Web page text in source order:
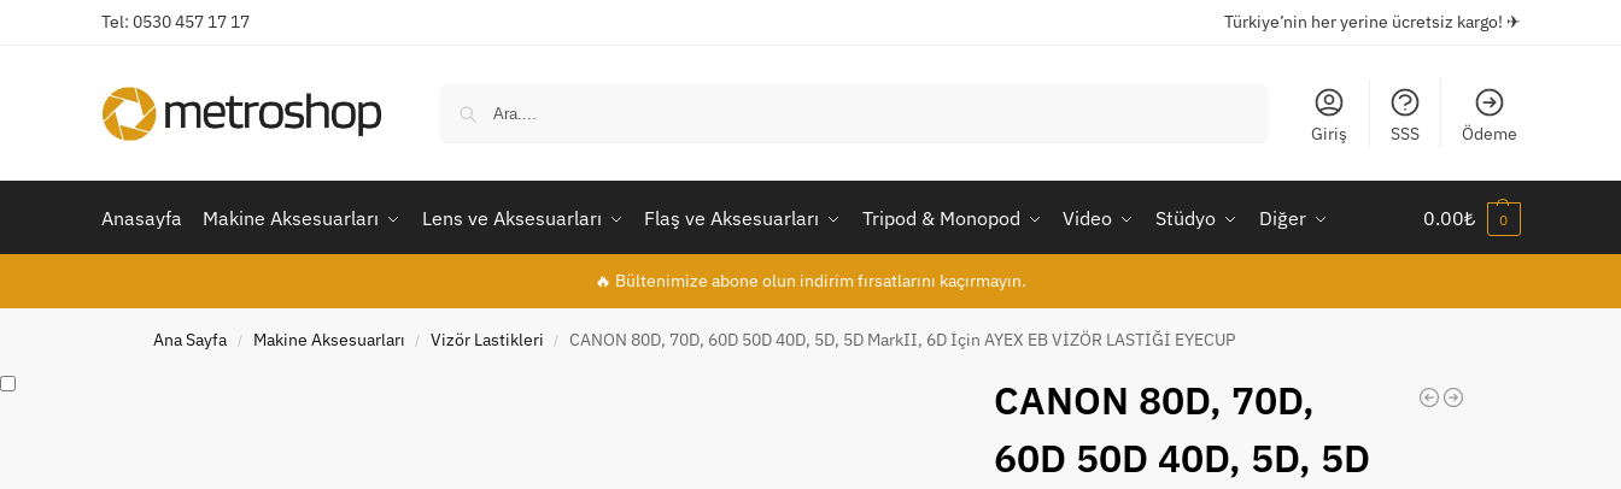
Tel: 0530 457 17 17 Türkiye’nin her yerine ücretsiz kargo! ✈
Giriş SSS Ödeme
Anasayfa Makine Aksesuarları Lens ve Aksesuarları Flaş ve Aksesuarları Tripod & Monopod Video Stüdyo Diğer 0.00₺ 0
🔥 Bültenimize abone olun indirim fırsatlarını kaçırmayın.
Ana Sayfa / Makine Aksesuarları / Vizör Lastikleri / CANON 80D, 70D, 60D 50D 40D, 5D, 5D MarkII, 6D İçin AYEX EB VİZÖR LASTİĞİ EYECUP
CANON 80D, 70D,
60D 50D 40D, 5D, 5D